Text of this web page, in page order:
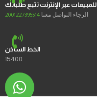
للمبيعات عبر الإنترنت تتبع طلباتك
الرجاء التواصل معنا 2001227395514
الخط الساخن
15400